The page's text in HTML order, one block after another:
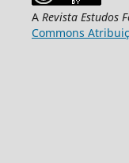
A Revista Estudos
Commons